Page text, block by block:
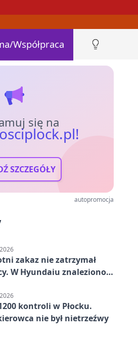
Współpraca
się na
SZCZEGÓŁY
autopromocja
zakaz nie zatrzymał
W Hyundaiu znaleziono
kontroli w Płocku.
nie był nietrzeźwy